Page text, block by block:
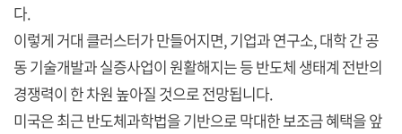
다.
이렇게 거대 클러스터가 만들어지면, 기업과 연구소, 대학 간 공
동 기술개발과 실증사업이 원활해지는 등 반도체 생태계 전반의
경쟁력이 한 차원 높아질 것으로 전망됩니다.
미국은 최근 반도체과학법을 기반으로 막대한 보조금 혜택을 앞